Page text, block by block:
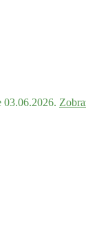
03.06.2026.